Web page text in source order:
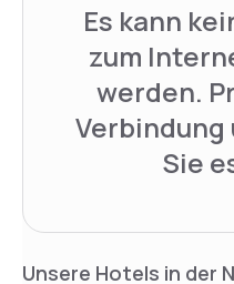
Es kann
zum
werden.
Verbindung
Sie
Unsere Hotels in der